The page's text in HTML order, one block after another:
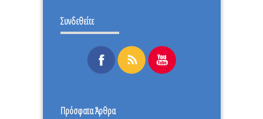
Συνδεθείτε
Πρόσφατα Άρθρα